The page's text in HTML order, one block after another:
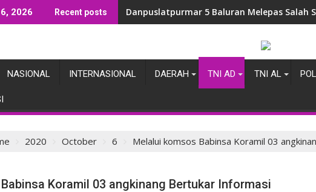
2026 Recent posts Danpuslatpurmar 5 Baluran Melepas Salah
NASIONAL INTERNASIONAL DAERAH TNI AD TNI AL
2020 October 6 Melalui komsos Babinsa Koramil 03
Koramil 03 angkinang Bertukar Informasi